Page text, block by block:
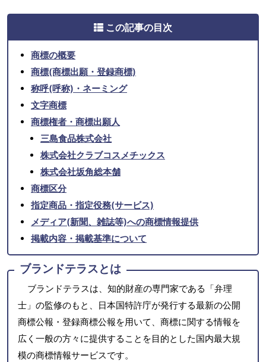
この記事の目次
商標の概要
商標(商標出願・登録商標)
称呼(呼称)・ネーミング
文字商標
商標権者・商標出願人
三島食品株式会社
株式会社クラブコスメチックス
株式会社坂角総本舗
商標区分
指定商品・指定役務(サービス)
メディア(新聞、雑誌等)への商標情報提供
掲載内容・掲載基準について
ブランドテラスとは
ブランドテラスは、知的財産の専門家である「弁理
士」の監修のもと、日本国特許庁が発行する最新の公開
商標公報・登録商標公報を用いて、商標に関する情報を
広く一般の方々に提供することを目的とした国内最大規
模の商標情報サービスです。